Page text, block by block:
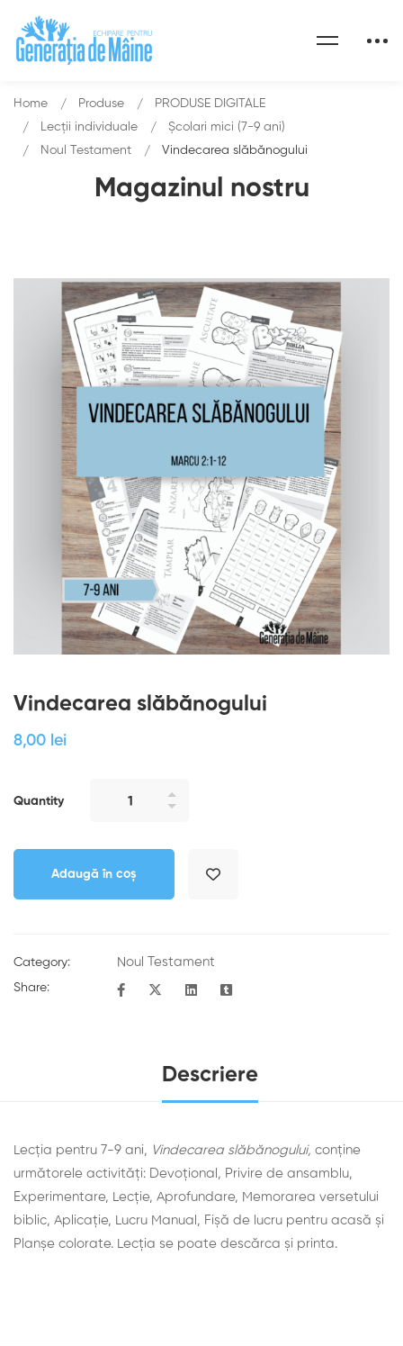
Magazinul nostru
Home Produse
PRODUSE DIGITALE
Lecții individuale
Școlari mici (7-9 ani)
Noul Testament
Vindecarea slăbănogului
Vindecarea slăbănogului
8,00 lei
Quantity
Adaugă în coș
Category: Noul Testament
Share:
Descriere
Lecția pentru 7-9 ani, Vindecarea slăbănogului, conține
următorele activități: Devoţional, Privire de ansamblu,
Experimentare, Lecţie, Aprofundare, Memorarea versetului
biblic, Aplicaţie, Lucru Manual, Fișă de lucru pentru acasă și
Planșe colorate. Lecţia se poate descărca şi printa.